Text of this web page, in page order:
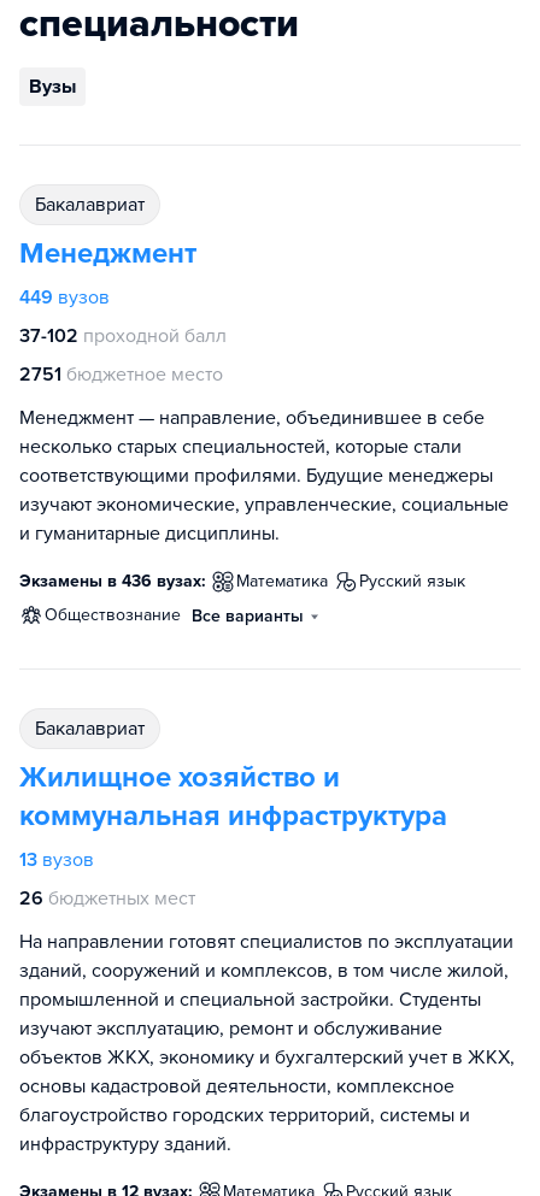
специальности
Вузы
бакалавриат
Менеджмент
449 вузов
37-102 проходной балл
2751 бюджетное место
Менеджмент — направление, объединившее в себе
несколько старых специальностей, которые стали
соответствующими профилями. Будущие менеджеры
изучают экономические, управленческие, социальные
и гуманитарные дисциплины.
Экзамены в 436 вузах: математика
русский язык
обществознание Все варианты
бакалавриат
Жилищное хозяйство и
коммунальная инфраструктура
13 вузов
26 бюджетных мест
На направлении готовят специалистов по эксплуатации
зданий, сооружений и комплексов, в том числе жилой,
промышленной и специальной застройки. Студенты
изучают эксплуатацию, ремонт и обслуживание
объектов ЖКХ, экономику и бухгалтерский учет в ЖКХ,
основы кадастровой деятельности, комплексное
благоустройство городских территорий, системы и
инфраструктуру зданий.
Экзамены в 12 вузах: математика русский язык